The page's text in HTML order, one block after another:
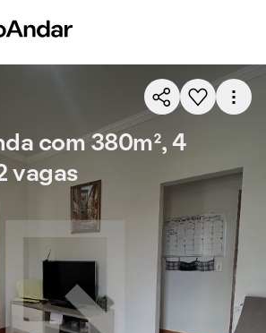
com 380m², 4
vagas